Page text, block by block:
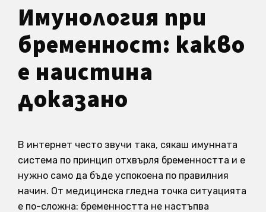
Имунология при
бременност: какво
е наистина
доказано
В интернет често звучи така, сякаш имунната
система по принцип отхвърля бременността и е
нужно само да бъде успокоена по правилния
начин. От медицинска гледна точка ситуацията
е по-сложна: бременността не настъпва